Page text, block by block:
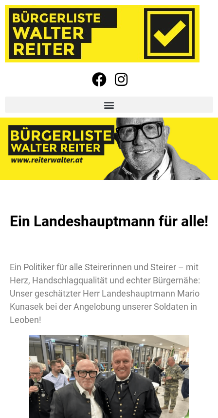
Ein Landeshauptmann für alle!
Ein Politiker für alle Steirerinnen und Steirer – mit
Herz, Handschlagqualität und echter Bürgernähe:
Unser geschätzter Herr Landeshauptmann Mario
Kunasek bei der Angelobung unserer Soldaten in
Leoben!